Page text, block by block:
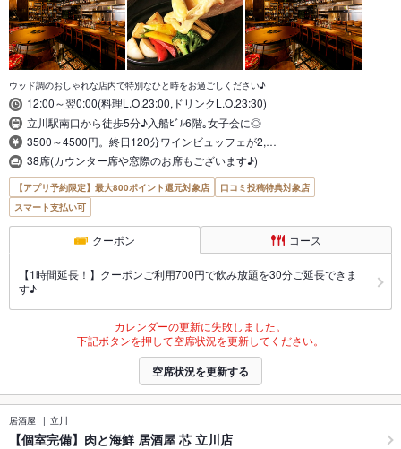
ウッド調のおしゃれな店内で特別なひと時をお過ごしください♪
12:00～翌0:00(料理L.O.23:00,ドリンクL.O.23:30)
立川駅南口から徒歩5分♪入船ﾋﾞﾙ6階｡女子会に◎
3500～4500円。終日120分ワインビュッフェが2,…
38席(カウンター席や窓際のお席もございます♪)
【アプリ予約限定】最大800ポイント還元対象店
口コミ投稿特典対象店
スマート支払い可
クーポン コース
【1時間延長！】クーポンご利用700円で飲み放題を30分ご延長できま
す♪
カレンダーの更新に失敗しました。
下記ボタンを押して空席状況を更新してください。
空席状況を更新する
居酒屋 立川
【個室完備】肉と海鮮 居酒屋 芯 立川店